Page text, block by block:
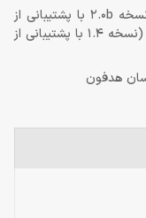
درگاه‌های ارتباطی شامل دو پورت HDMI (نسخه 2.0b با پشتیبانی از
WQHD@144Hz) و یک پورت DisplayPort (نسخه 1.4 با پشتیبانی از